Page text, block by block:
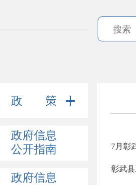
政 策
政府信息
公开指南
政府信息
7月彰
彰武